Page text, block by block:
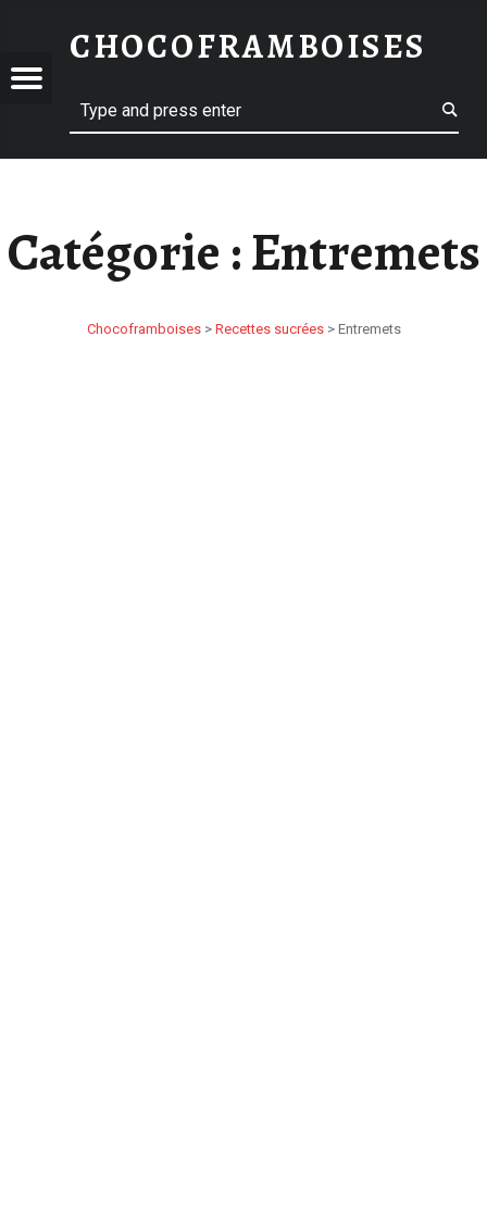
CHOCOFRAMBOISES
Menu
Catégorie :Entremets
Chocoframboises> Recettes sucrées> Entremets